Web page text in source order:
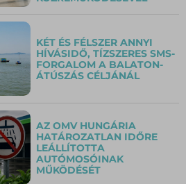
KÉT ÉS FÉLSZER ANNYI
HÍVÁSIDŐ, TÍZSZERES SMS-
FORGALOM A BALATON-
ÁTÚSZÁS CÉLJÁNÁL
AZ OMV HUNGÁRIA
HATÁROZATLAN IDŐRE
LEÁLLÍTOTTA
AUTÓMOSÓINAK
MŰKÖDÉSÉT